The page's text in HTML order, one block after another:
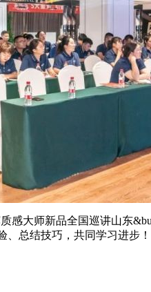
质感大师新品全国巡讲山东
总结技巧，共同学习进步！